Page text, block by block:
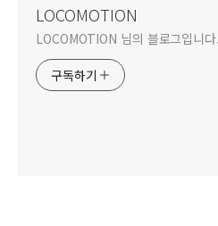
LOCOMOTION
LOCOMOTION 님의 블로그입니다.
구독하기